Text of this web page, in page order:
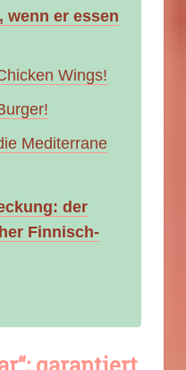
wenn er essen
Wings!
Mediterrane
der
Finnisch-
garantiert